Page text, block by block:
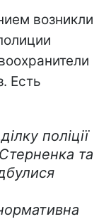
возникли
Есть
поліції
та